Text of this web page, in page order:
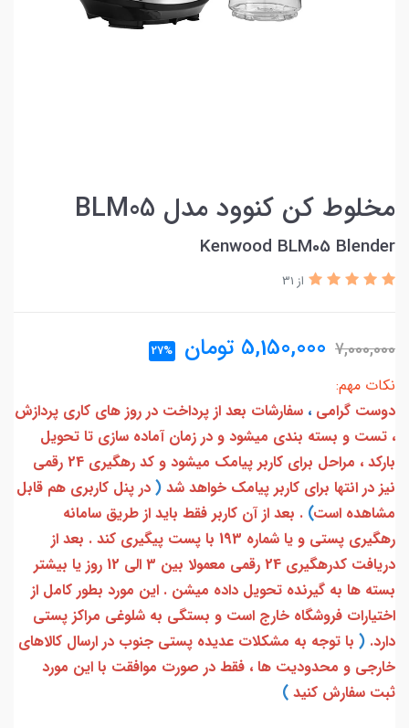
مخلوط کن کنوود مدل BLM05
Kenwood BLM05 Blender
از 31
7,000,000
5,150,000 تومان 27%
نکات مهم:
دوست گرامی ، سفارشات بعد از پرداخت در روز های کاری پردازش
، تست و بسته بندی میشود و در زمان آماده سازی تا تحویل
بارکد ، مراحل برای کاربر پیامک میشود و کد رهگیری 24 رقمی
نیز در انتها برای کاربر پیامک خواهد شد ( در پنل کاربری هم قابل
مشاهده است) . بعد از آن کاربر فقط باید از طریق سامانه
رهگیری پستی و یا شماره 193 با پست پیگیری کند . بعد از
دریافت کدرهگیری 24 رقمی معمولا بین 3 الی 12 روز یا بیشتر
بسته ها به گیرنده تحویل داده میشن . این مورد بطور کامل از
اختیارات فروشگاه خارج است و بستگی به شلوغی مراکز پستی
دارد. ( با توجه به مشکلات عدیده پستی جنوب در ارسال کالاهای
خارجی و محدودیت ها ، فقط در صورت موافقت با این مورد
ثبت سفارش کنید )